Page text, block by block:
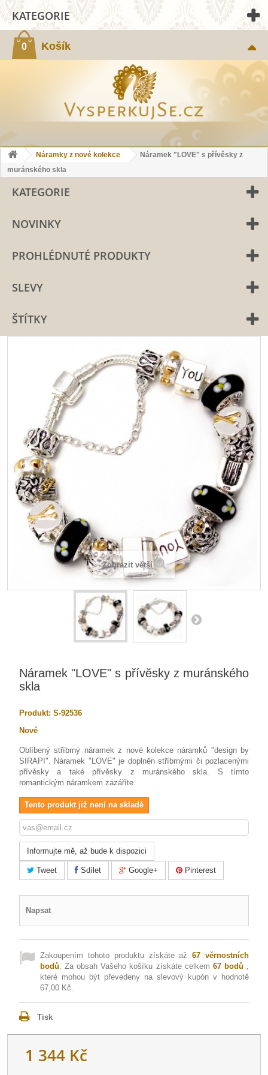
0 Košík
KATEGORIE
Náramky z nové kolekce
Náramek "LOVE" s přívěsky z
muránského skla
KATEGORIE
NOVINKY
PROHLÉDNUTÉ PRODUKTY
SLEVY
ŠTÍTKY
Zobrazit větší
Náramek "LOVE" s přívěsky z muránského
skla
Produkt: S-92536
Nové
Oblíbený stříbrný náramek z nové kolekce náramků "design by
SIRAPI". Náramek "LOVE" je doplněn stříbrnými či pozlacenými
přívěsky a také přívěsky z muránského skla. S tímto
romantickým náramkem zazáříte.
Tento produkt již není na skladě
Informujte mě, až bude k dispozici
Tweet Sdílet Google+ Pinterest
Napsat
Zakoupením tohoto produktu získáte až67 věrnostních
bodů. Za obsah Vašeho košíku získáte celkem 67bodů ,
které mohou být převedeny na slevový kupón v hodnotě
67,00 Kč.
Tisk
1 344 Kč